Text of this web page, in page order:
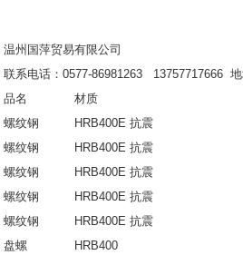
温州国萍贸易有限公司
联系电话：0577-86981263 13757717666
品名
材质
螺纹钢
HRB400E 抗震
螺纹钢
HRB400E 抗震
螺纹钢
HRB400E 抗震
螺纹钢
HRB400E 抗震
螺纹钢
HRB400E 抗震
盘螺
HRB400